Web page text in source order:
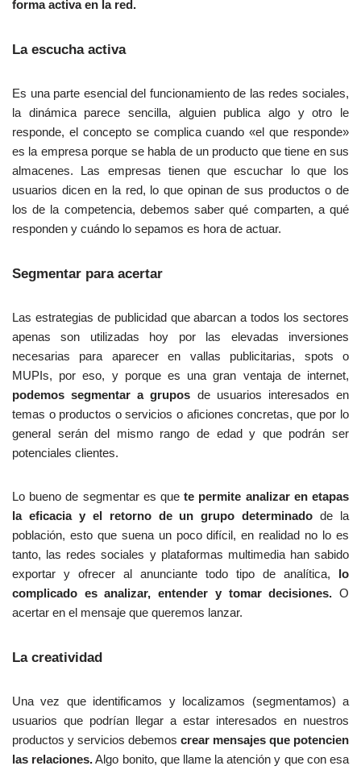
v
e
s
e
c
t
o
s
c
o
m
l
a
s
e
g
u
r
a
d
e
l
o
forma activa en la red.
La escucha activa
Es una parte esencial del funcionamiento de las redes sociales,
la dinámica parece sencilla, alguien publica algo y otro le
responde, el concepto se complica cuando «el que responde»
es la empresa porque se habla de un producto que tiene en sus
almacenes. Las empresas tienen que escuchar lo que los
usuarios dicen en la red, lo que opinan de sus productos o de
los de la competencia, debemos saber qué comparten, a qué
responden y cuándo lo sepamos es hora de actuar.
Segmentar para acertar
Las estrategias de publicidad que abarcan a todos los sectores
apenas son utilizadas hoy por las elevadas inversiones
necesarias para aparecer en vallas publicitarias, spots o
MUPIs, por eso, y porque es una gran ventaja de internet,
podemos segmentar a grupos de usuarios interesados en
temas o productos o servicios o aficiones concretas, que por lo
general serán del mismo rango de edad y que podrán ser
potenciales clientes.
Lo bueno de segmentar es quete permite analizar en etapas
la eficacia y el retorno de un grupo determinado de la
población, esto que suena un poco difícil, en realidad no lo es
tanto, las redes sociales y plataformas multimedia han sabido
exportar y ofrecer al anunciante todo tipo de analítica, lo
complicado es analizar, entender y tomar decisiones. O
acertar en el mensaje que queremos lanzar.
La creatividad
Una vez que identificamos y localizamos (segmentamos) a
usuarios que podrían llegar a estar interesados en nuestros
productos y servicios debemos crear mensajes que potencien
las relaciones.Algo bonito, que llame la atención y que con esa